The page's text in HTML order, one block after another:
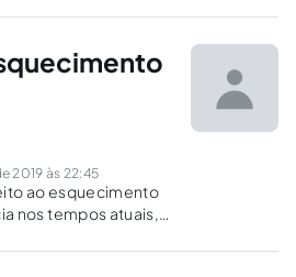
a casuística sobre o
2019 às 22:45
ao esquecimento
nos tempos atuais,
entender como este